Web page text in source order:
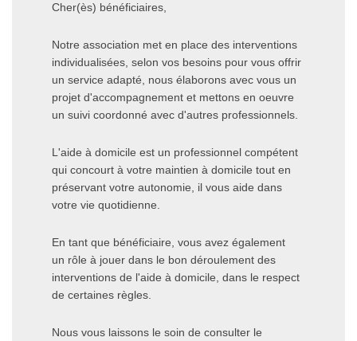
Cher(ès) bénéficiaires,
Notre association met en place des interventions
individualisées, selon vos besoins pour vous offrir
un service adapté, nous élaborons avec vous un
projet d'accompagnement et mettons en oeuvre
un suivi coordonné avec d'autres professionnels.
L'aide à domicile est un professionnel compétent
qui concourt à votre maintien à domicile tout en
préservant votre autonomie, il vous aide dans
votre vie quotidienne.
En tant que bénéficiaire, vous avez également
un rôle à jouer dans le bon déroulement des
interventions de l'aide à domicile, dans le respect
de certaines règles.
Nous vous laissons le soin de consulter le